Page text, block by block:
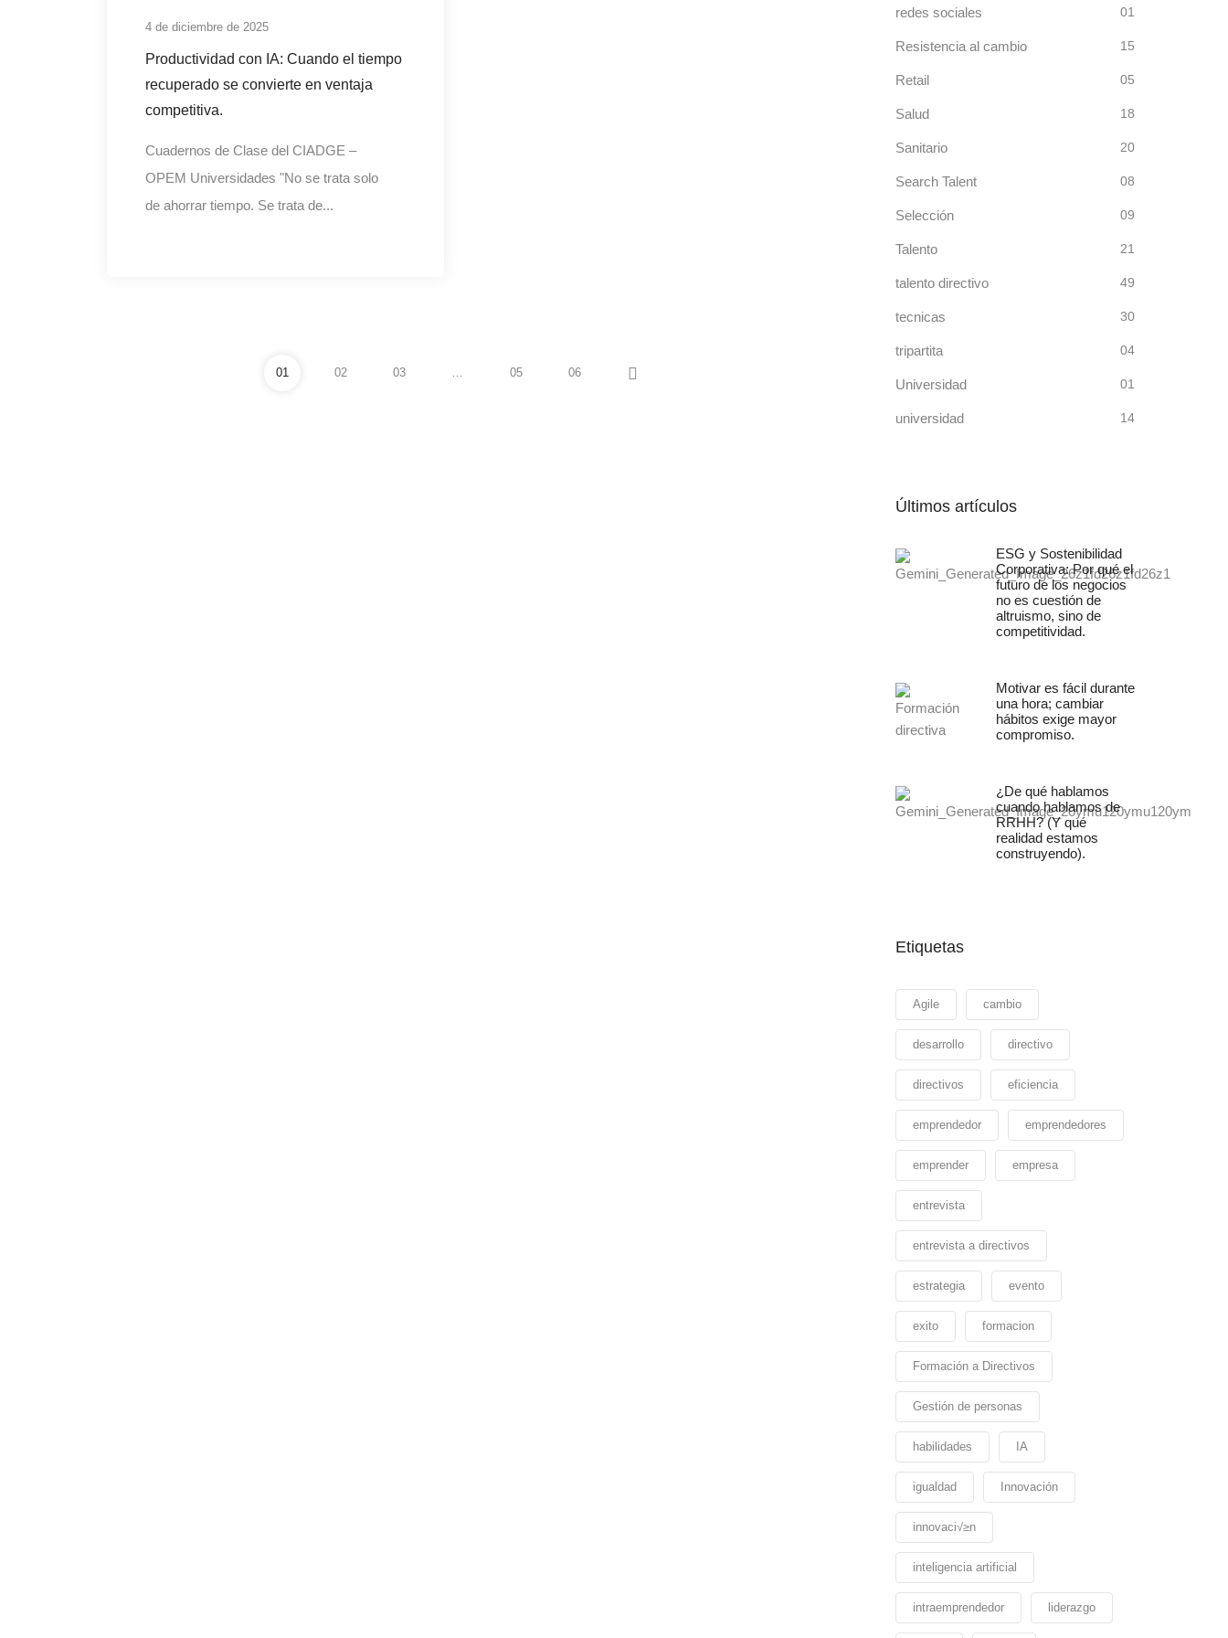
4 de diciembre de 2025
Productividad con IA: Cuando el tiempo
recuperado se convierte en ventaja
competitiva.
Cuadernos de Clase del CIADGE –
OPEM Universidades "No se trata solo
de ahorrar tiempo. Se trata de...
01 02 03 … 05 06
redes sociales 01
Resistencia al cambio 15
Retail 05
Salud 18
Sanitario 20
Search Talent 08
Selección 09
Talento 21
talento directivo 49
tecnicas 30
tripartita 04
Universidad 01
universidad 14
Últimos artículos
ESG y Sostenibilidad
Corporativa: Por qué el
futuro de los negocios
no es cuestión de
altruismo, sino de
competitividad.
Motivar es fácil durante
una hora; cambiar
hábitos exige mayor
compromiso.
¿De qué hablamos
cuando hablamos de
RRHH? (Y qué
realidad estamos
construyendo).
Etiquetas
Agile cambio
desarrollo directivo
directivos eficiencia
emprendedor emprendedores
emprender empresa
entrevista
entrevista a directivos
estrategia evento
exito formacion
Formación a Directivos
Gestión de personas
habilidades IA
igualdad Innovación
innovaci√≥n
inteligencia artificial
intraemprendedor liderazgo